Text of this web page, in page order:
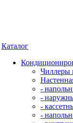
Каталог
Чиллеры
-
-
-
-